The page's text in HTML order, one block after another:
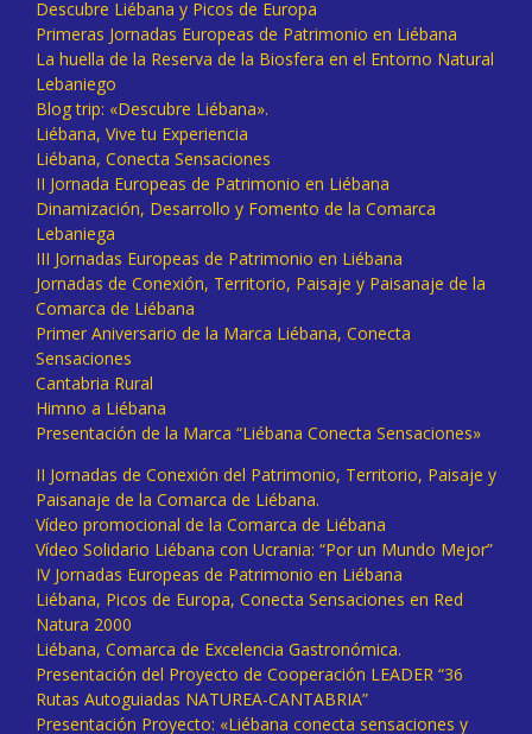
Descubre Liébana y Picos de Europa
Primeras Jornadas Europeas de Patrimonio en Liébana
La huella de la Reserva de la Biosfera en el Entorno Natural
Lebaniego
Blog trip: «Descubre Liébana».
Liébana, Vive tu Experiencia
Liébana, Conecta Sensaciones
II Jornada Europeas de Patrimonio en Liébana
Dinamización, Desarrollo y Fomento de la Comarca
Lebaniega
III Jornadas Europeas de Patrimonio en Liébana
Jornadas de Conexión, Territorio, Paisaje y Paisanaje de la
Comarca de Liébana
Primer Aniversario de la Marca Liébana, Conecta
Sensaciones
Cantabria Rural
Himno a Liébana
Presentación de la Marca “Liébana Conecta Sensaciones»
II Jornadas de Conexión del Patrimonio, Territorio, Paisaje y
Paisanaje de la Comarca de Liébana.
Vídeo promocional de la Comarca de Liébana
Vídeo Solidario Liébana con Ucrania: “Por un Mundo Mejor”
IV Jornadas Europeas de Patrimonio en Liébana
Liébana, Picos de Europa, Conecta Sensaciones en Red
Natura 2000
Liébana, Comarca de Excelencia Gastronómica.
Presentación del Proyecto de Cooperación LEADER “36
Rutas Autoguiadas NATUREA-CANTABRIA”
Presentación Proyecto: «Liébana conecta sensaciones y